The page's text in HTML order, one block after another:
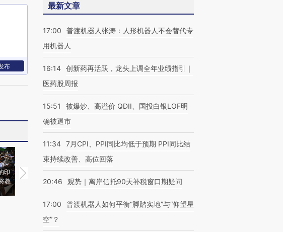
布
印
教
视线｜“入侵”还是“人道危
机”？难民潮撕裂西班牙
湖北宜昌局部短时降雨
128毫米 紧急转移近
哈尔滨遭遇短时极端强降
雨 3小时累计雨量超80毫
最新文章
17:00
普渡机器人张涛：人形机器人不会替代专
用机器人
16:14 创新药再活跃，龙头上调全年业绩指引｜
医药股周报
15:51
被爆炒、高溢价 QDII、国投白银LOF明
确被退市
11:34 7月CPI、PPI同比均低于预期 PPI同比结
束持续改善、高位回落
20:46 观势｜离岸信托90天补税窗口期疑问
17:00
普渡机器人如何平衡“脚踏实地”与“仰望星
空”？